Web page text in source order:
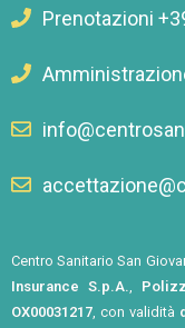
Prenotazioni
Centro Sanitario San
Insurance S.p.A.
OX00031217 , con validità